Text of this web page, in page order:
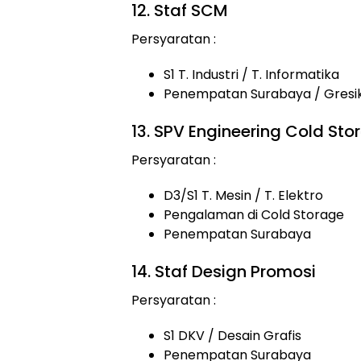
12. Staf SCM
Persyaratan :
S1 T. Industri / T. Informatika
Penempatan Surabaya /
13. SPV Engineering Cold
Persyaratan :
D3/S1 T. Mesin / T. Elektro
Pengalaman di Cold Storage
Penempatan Surabaya
14. Staf Design Promosi
Persyaratan :
S1 DKV / Desain Grafis
Penempatan Surabaya